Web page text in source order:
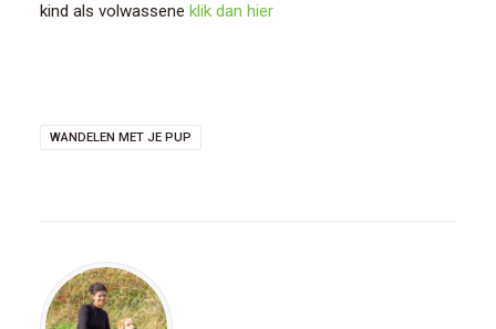
kind als volwassene klik dan hier
WANDELEN MET JE PUP